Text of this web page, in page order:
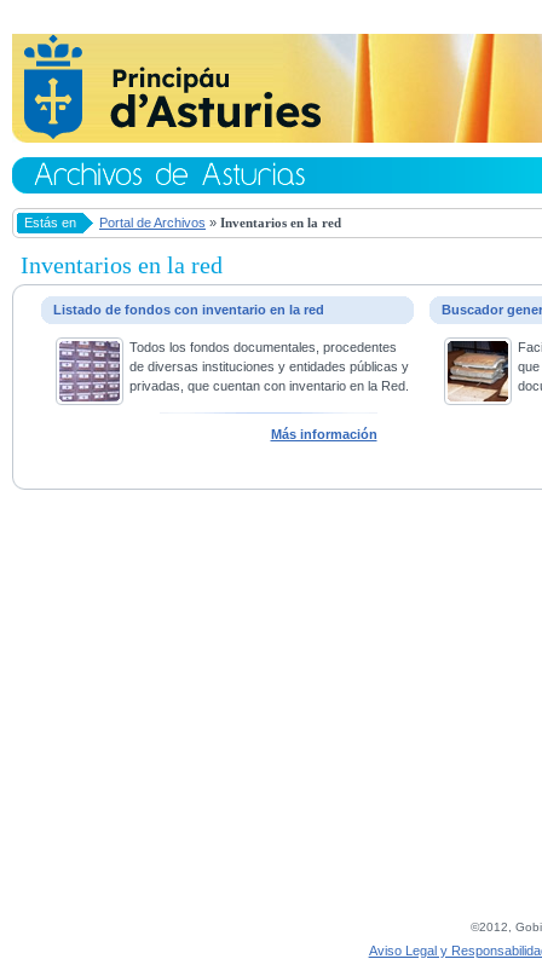
Estás en Portal de Archivos » Inventarios en la red
Inventarios en la red
Listado de fondos con inventario en la red
Todos los fondos documentales, procedentes
de diversas instituciones y entidades públicas y
privadas, que cuentan con inventario en la Red.
Más información
Buscador
©2012,
Aviso Legal y